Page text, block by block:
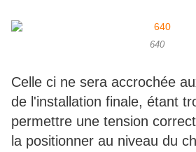
640
Celle ci ne sera accrochée
de l'installation finale, étant
permettre une tension
la positionner au niveau du